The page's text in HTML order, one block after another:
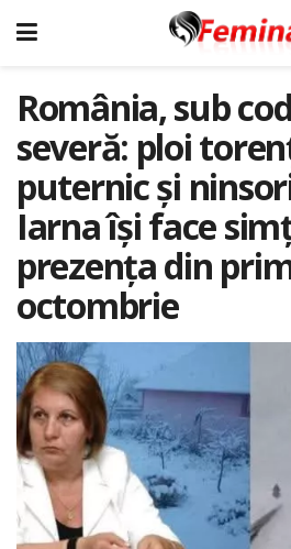
România, sub
severă: ploi
puternic și
Iarna își face
prezența din
octombrie